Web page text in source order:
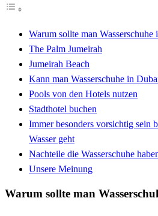
Warum sollte man Wasserschuhe
The Palm Jumeirah
Jumeirah Beach
Kann man Wasserschuhe in
Pools von den Hotels nutzen
Stadthotel buchen
Immer besonders vorsichtig sein
Wasser geht
Nachteile die Wasserschuhe
Unsere Meinung
Warum sollte man